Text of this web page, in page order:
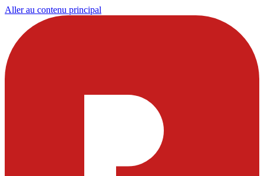
Aller au contenu principal